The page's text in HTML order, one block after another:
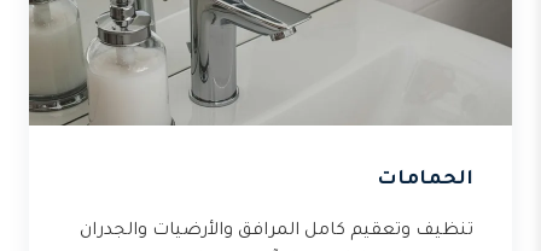
الحمامات
تنظيف وتعقيم كامل المرافق والأرضيات والجدران